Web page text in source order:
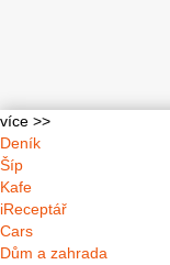
více >>
Deník
Šíp
Kafe
iReceptář
Cars
Dům a zahrada